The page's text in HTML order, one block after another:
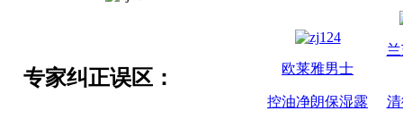
欧莱雅男士
控油净朗保湿露
专家纠正误区：